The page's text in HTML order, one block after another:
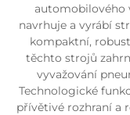
automobilového
navrhuje a vyrábí
kompaktní,
těchto strojů
vyvažování
Technologické
přívětivé rozhraní a